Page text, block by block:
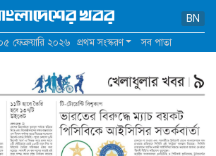
BN
ফেব্রুয়ারি ২০২৬ প্রথম সংস্করণ সব পাতা
×